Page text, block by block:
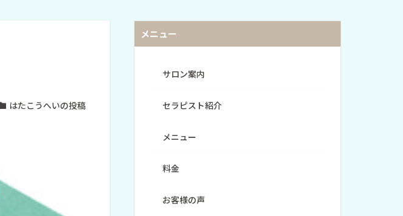
はたこうへいの投稿
メニュー
サロン案内
セラピスト紹介
メニュー
料金
お客様の声